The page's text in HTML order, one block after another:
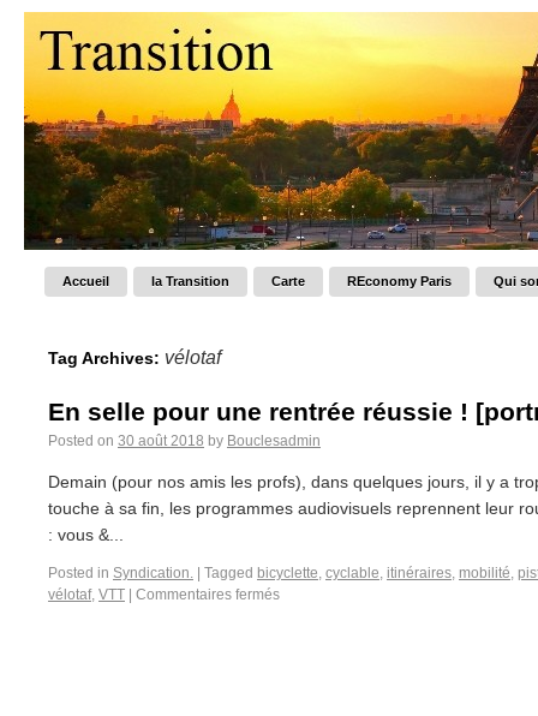
Accueil la Transition Carte REconomy Paris Qui
Tag Archives: vélotaf
En selle pour une rentrée réussie !
Posted on 30 août 2018 by Bouclesadmin
Demain (pour nos amis les profs), dans quelques jours, il y a
touche à sa fin, les programmes audiovisuels reprennent leur
: vous &...
Posted in Syndication. Tagged bicyclette, cyclable, itinéraires, mobilité,
vélotaf, VTT Commentaires fermés